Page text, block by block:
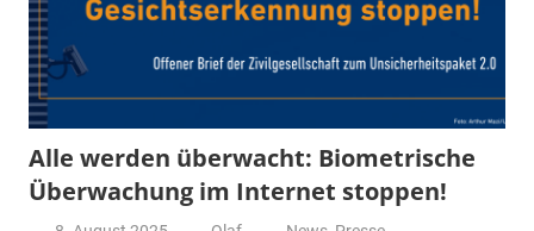
Alle werden überwacht: Biometrische
Überwachung im Internet stoppen!